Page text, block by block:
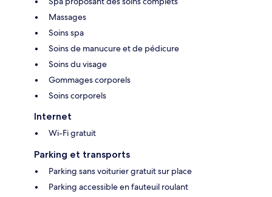
Massages
Soins spa
Soins de manucure et de pédicure
Soins du visage
Gommages corporels
Soins corporels
Internet
Wi-Fi gratuit
Parking et transports
Parking sans voiturier gratuit sur place
Parking accessible en fauteuil roulant